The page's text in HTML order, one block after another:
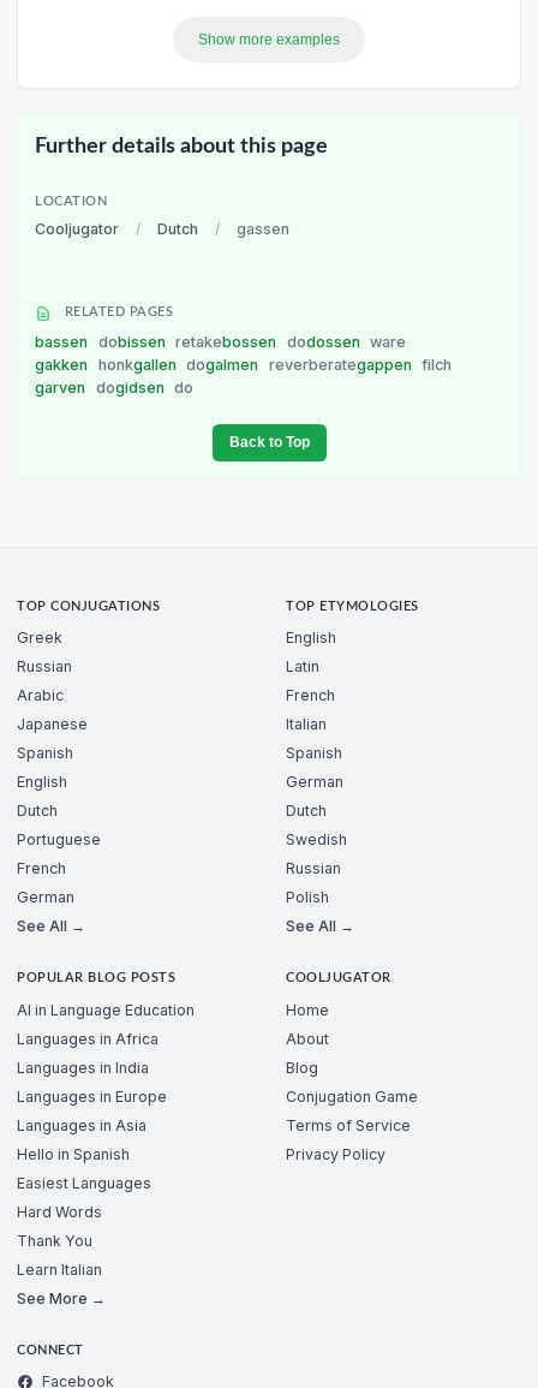
Show more examples
Further details about this page
LOCATION
Cooljugator / Dutch / gassen
RELATED PAGES
bassen dobissen retakebossen dodossen
ware
gakken
honkgallen dogalmen reverberategappen
filch
garven
dogidsen do
Back to Top
TOP CONJUGATIONS
Greek
Russian
Arabic
Japanese
Spanish
English
Dutch
Portuguese
French
German
See All →
TOP ETYMOLOGIES
English
Latin
French
Italian
Spanish
German
Dutch
Swedish
Russian
Polish
See All →
POPULAR BLOG POSTS
AI in Language Education
Languages in Africa
Languages in India
Languages in Europe
Languages in Asia
Hello in Spanish
Easiest Languages
Hard Words
Thank You
Learn Italian
See More →
COOLJUGATOR
Home
About
Blog
Conjugation Game
Terms of Service
Privacy Policy
CONNECT
Facebook